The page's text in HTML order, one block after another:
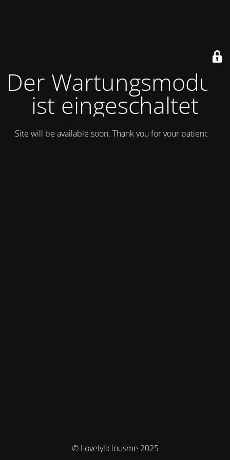
Der Wartungsmodus
ist eingeschaltet
Site will be available soon. Thank you for your patience!
© Lovelyliciousme 2025